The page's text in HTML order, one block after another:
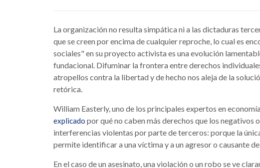
La organización no resulta simpática ni a las dictaduras
que se creen por encima de cualquier reproche, lo cual es
sociales" en su proyecto activista es una evolución
fundacional. Difuminar la frontera entre derechos
atropellos contra la libertad y de hecho nos aleja de la
retórica.
William Easterly, uno de los principales expertos en
explicado por qué no caben más derechos que los negativos
interferencias violentas por parte de terceros: porque la
permite identificar a una víctima y a un agresor o causante
En el caso de un asesinato, una violación o un robo se ve